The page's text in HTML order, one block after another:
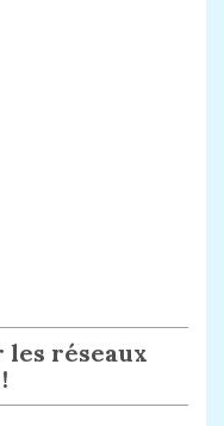
les réseaux